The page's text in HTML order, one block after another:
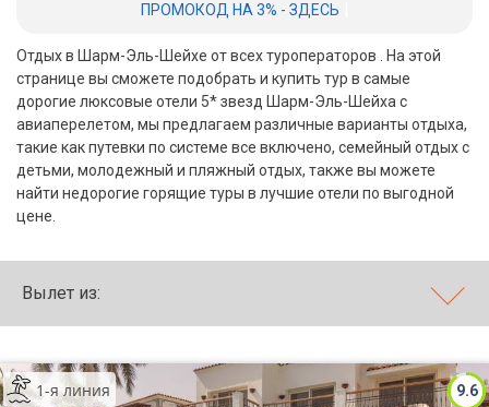
ПРОМОКОД НА 3% - ЗДЕСЬ
Отдых в Шарм-Эль-Шейхе от всех туроператоров . На этой
странице вы сможете подобрать и купить тур в самые
дорогие люксовые отели 5* звезд Шарм-Эль-Шейха с
авиаперелетом, мы предлагаем различные варианты отдыха,
такие как путевки по системе все включено, семейный отдых с
детьми, молодежный и пляжный отдых, также вы можете
найти недорогие горящие туры в лучшие отели по выгодной
цене.
Вылет из:
9.6
1-я линия
Занзибар
Абхазия
Большой Сочи
Кав Мин Воды
VIP отели 5 звезд
ТОП 10 лучших отелей 5*
ТОП 10 недорогих отелей